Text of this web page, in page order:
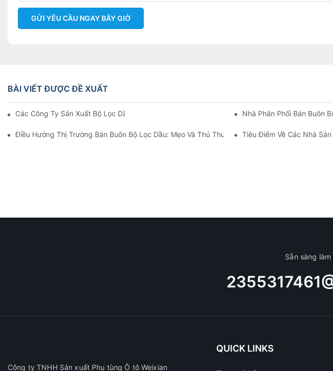
GỬI YÊU CẦU NGAY BÂY GIỜ
BÀI VIẾT ĐƯỢC ĐỀ XUẤT
Các Công Ty Sản Xuất Bộ Lọc Dầu Hàng Đầu: Tổng Quan Toàn Diện Nhà Phân Phối Bán Buôn
Điều Hướng Thị Trường Bán Buôn Bộ Lọc Dầu: Mẹo Và Thủ Thuật Tiêu Điểm Về Các Nhà
Sẵn sàng
Công ty TNHH Sản xuất Phụ tùng Ô tô Weixian
QUICK LINKS